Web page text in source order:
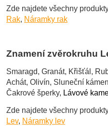
Zde najdete všechny
Rak, Náramky rak
Znamení zvěrokruhu
Smaragd, Granát, Křišťál,
Achát, Olivín, Sluneční
Čakrové šperky, Lávové
Zde najdete všechny
Lev, Náramky lev